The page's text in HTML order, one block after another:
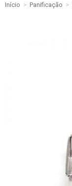
Início > Panificação >